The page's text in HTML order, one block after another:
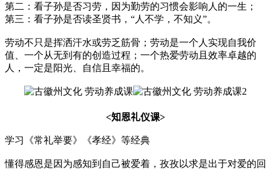
第二：看子孙是否习劳，因为勤劳的习惯会影响人的一生；
第三：看子孙是否读圣贤书，“人不学，不知义”。
劳动不只是挥洒汗水或劳乏筋骨；劳动是一个人实现自我价
值、一个从无到有的创造过程；一个热爱劳动且效率卓越的
人，一定是阳光、自信且幸福的。
<知恩礼仪课>
学习《常礼举要》《孝经》等经典
懂得感恩是因为感知到自己被爱着，孜孜以求是出于对爱的回